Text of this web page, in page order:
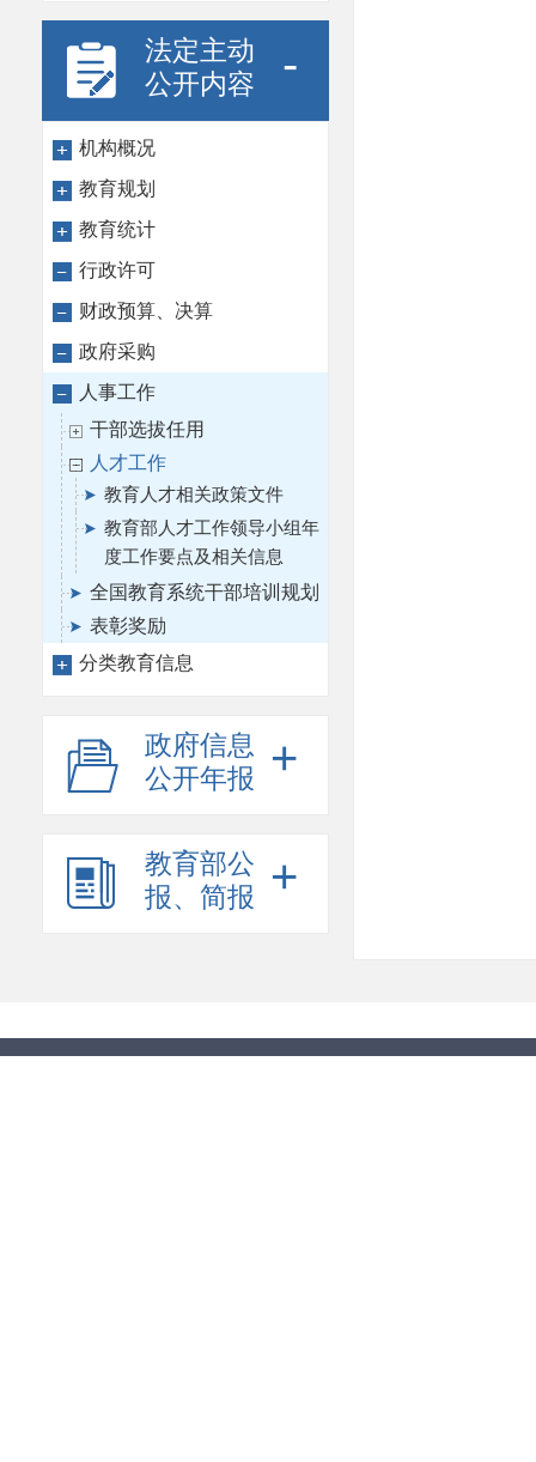
法定主动
公开内容
-
机构概况
教育规划
教育统计
行政许可
财政预算、决算
政府采购
人事工作
干部选拔任用
人才工作
教育人才相关政策文件
教育部人才工作领导小组年
度工作要点及相关信息
全国教育系统干部培训规划
表彰奖励
分类教育信息
政府信息
公开年报
+
教育部公
报、简报
+